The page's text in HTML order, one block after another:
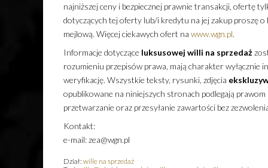
najniższej ceny i bezpiecznej prawnie transakcji, ofertę
dotyczących tej oferty lub/i kredytu na jej zakup proszę
mejlową. Więcej ciekawych ofert na www.wgn.pl.
Informacje dotyczące luksusowej willi na sprzedaż
rozumieniu przepisów prawa, mają charakter wyłącznie
weryfikację. Wszystkie teksty, rysunki, zdjęcia
opublikowane na niniejszych stronach podlegają
przetwarzanie oraz przesyłanie zawartości bez
Kontakt:
e-mail: zea@wgn.pl
Dział: wille na sprzedaż